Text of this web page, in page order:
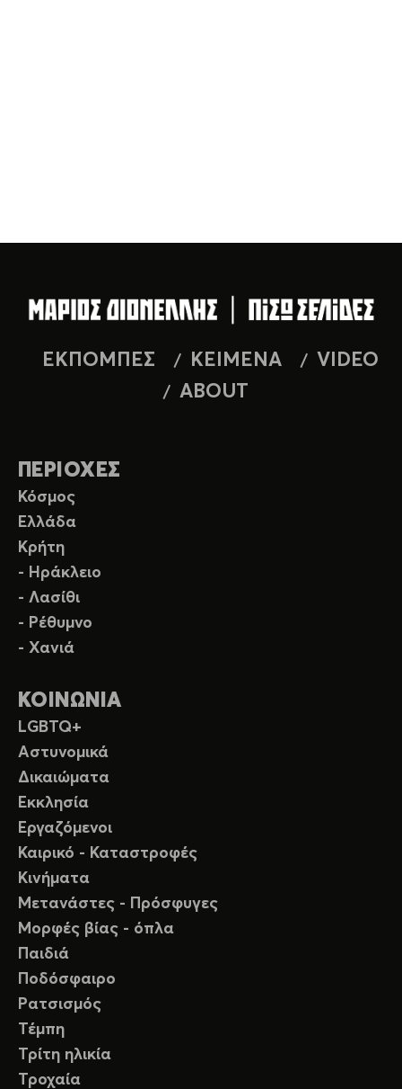
ΕΚΠΟΜΠΕΣ ΚΕΙΜΕΝΑ
VIDEO
ABOUT
ΠΕΡΙΟΧΕΣ
Κόσμος
Ελλάδα
Κρήτη
- Ηράκλειο
- Λασίθι
- Ρέθυμνο
- Χανιά
ΚΟΙΝΩΝΙΑ
LGBTQ+
Αστυνομικά
Δικαιώματα
Εκκλησία
Εργαζόμενοι
Καιρικό - Καταστροφές
Κινήματα
Μετανάστες - Πρόσφυγες
Μορφές βίας - όπλα
Παιδιά
Ποδόσφαιρο
Ρατσισμός
Τέμπη
Τρίτη ηλικία
Τροχαία